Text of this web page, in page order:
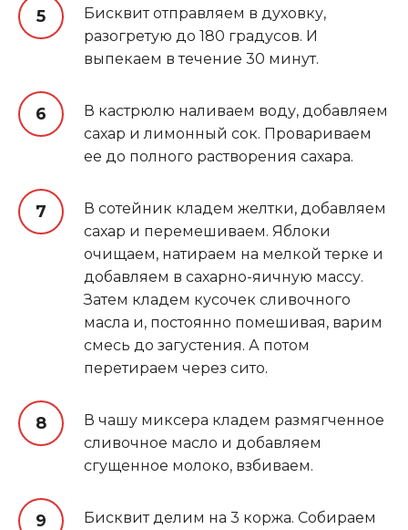
Бисквит отправляем в духовку,
разогретую до 180 градусов. И
выпекаем в течение 30 минут.
В кастрюлю наливаем воду, добавляем
сахар и лимонный сок. Провариваем
ее до полного растворения сахара.
В сотейник кладем желтки, добавляем
сахар и перемешиваем. Яблоки
очищаем, натираем на мелкой терке и
добавляем в сахарно-яичную массу.
Затем кладем кусочек сливочного
масла и, постоянно помешивая, варим
смесь до загустения. А потом
перетираем через сито.
В чашу миксера кладем размягченное
сливочное масло и добавляем
сгущенное молоко, взбиваем.
Бисквит делим на 3 коржа. Собираем